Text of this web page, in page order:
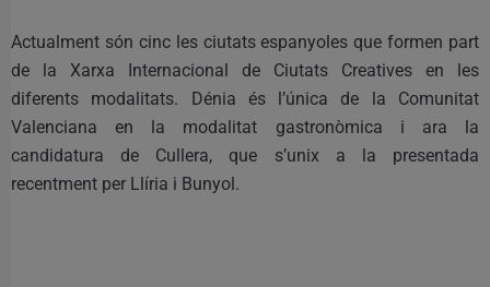
Actualment són cinc les ciutats espanyoles que formen part
de la Xarxa Internacional de Ciutats Creatives en les
diferents modalitats. Dénia és l’única de la Comunitat
Valenciana en la modalitat gastronòmica i ara la
candidatura de Cullera, que s’unix a la presentada
recentment per Llíria i Bunyol.